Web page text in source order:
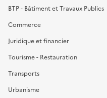
BTP - Bâtiment et Travaux Publics
Commerce
Juridique et financier
Tourisme - Restauration
Transports
Urbanisme